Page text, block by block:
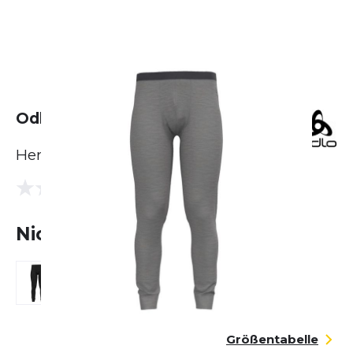
Odlo Merino 200 BL Bottom Long
Herren
0.0 (0 Bewertungen)
Nicht lieferbar
Größentabelle